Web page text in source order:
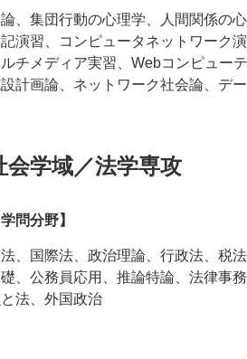
、集団行動の心理学、人間関係の
演習、コンピュータネットワーク
チメディア実習、Webコンピュー
計画論、ネットワーク社会論、デ
会学域／法学専攻
問分野】
、国際法、政治理論、行政法、税
、公務員応用、推論特論、法律事
法、外国政治